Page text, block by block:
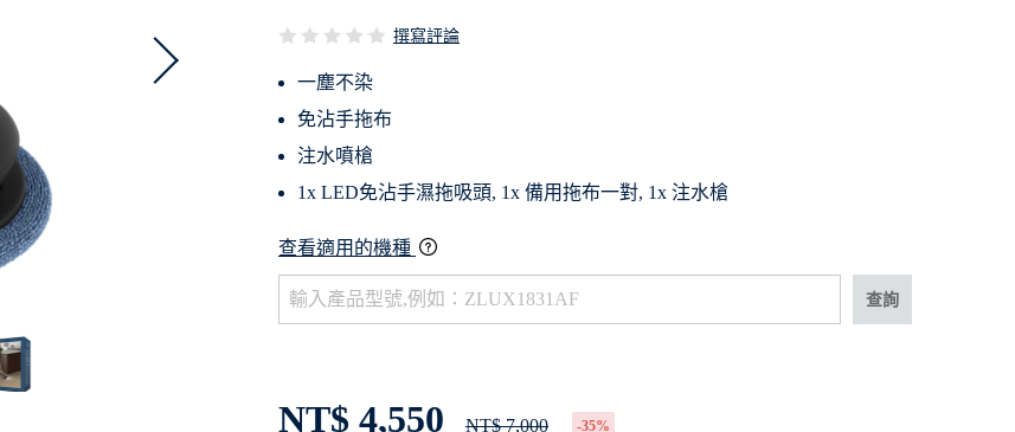
撰寫評論
一塵不染
免沾手拖布
注水噴槍
1x LED免沾手濕拖吸頭, 1x 備用拖布一對, 1x 注水槍
查看適用的機種
查詢
NT$ 4,550 NT$ 7,000 -35%